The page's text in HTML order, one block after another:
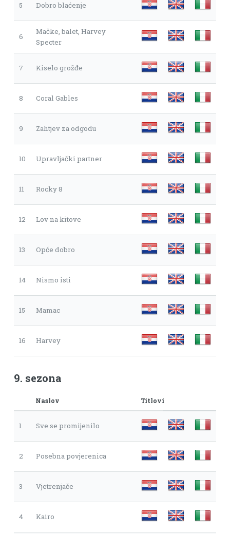
5 Dobro blaćenje
6
Mačke, balet, Harvey
Specter
7 Kiselo grožđe
8 Coral Gables
9 Zahtjev za odgodu
10 Upravljački partner
11 Rocky 8
12 Lov na kitove
13 Opće dobro
14 Nismo isti
15 Mamac
16 Harvey
9. sezona
Naslov Titlovi
1 Sve se promijenilo
2 Posebna povjerenica
3 Vjetrenjače
4 Kairo